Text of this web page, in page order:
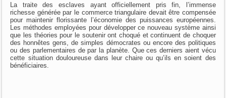
La traite des esclaves ayant officiellement pris fin, l’immense
richesse générée par le commerce triangulaire devait être compensée
pour maintenir florissante l’économie des puissances européennes.
Les méthodes employées pour développer ce nouveau système ainsi
que les théories pour le soutenir ont choqué et continuent de choquer
des honnêtes gens, de simples démocrates ou encore des politiques
ou des parlementaires de par la planète. Que ces derniers aient vécu
cette situation douloureuse dans leur chaire ou qu’ils en soient des
bénéficiaires.